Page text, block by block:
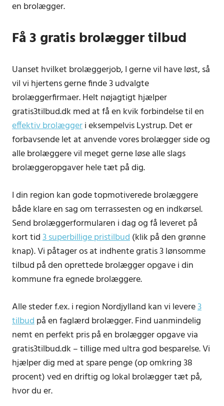
en brolægger.
Få 3 gratis brolægger tilbud
Uanset hvilket brolæggerjob, I gerne vil have løst, så
vil vi hjertens gerne finde 3 udvalgte
brolæggerfirmaer. Helt nøjagtigt hjælper
gratis3tilbud.dk med at få en kvik forbindelse til en
effektiv brolæggeri eksempelvis Lystrup. Det er
forbavsende let at anvende vores brolægger side og
alle brolæggere vil meget gerne løse alle slags
brolæggeropgaver hele tæt på dig.
I din region kan gode topmotiverede brolæggere
både klare en sag om terrassesten og en indkørsel.
Send brolæggerformularen i dag og få leveret på
kort tid3 superbillige pristilbud(klik på den grønne
knap). Vi påtager os at indhente gratis 3 lønsomme
tilbud på den oprettede brolægger opgave i din
kommune fra egnede brolæggere.
Alle steder f.ex. i region Nordjylland kan vi levere3
tilbudpå en faglærd brolægger. Find uanmindelig
nemt en perfekt pris på en brolægger opgave via
gratis3tilbud.dk – tillige med ultra god besparelse. Vi
hjælper dig med at spare penge (op omkring 38
procent) ved en driftig og lokal brolægger tæt på,
hvor du er.